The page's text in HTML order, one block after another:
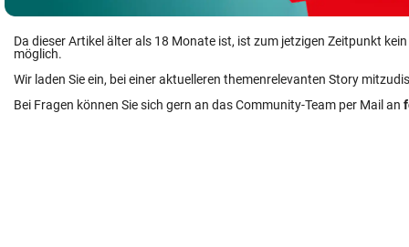
Da dieser Artikel älter als 18 Monate ist, ist zum jetzigen Zeitpunkt
möglich.
Wir laden Sie ein, bei einer aktuelleren themenrelevanten Story
Bei Fragen können Sie sich gern an das Community-Team per Mail an